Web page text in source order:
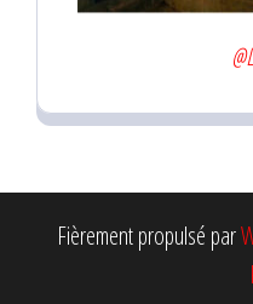
Fièrement propulsé par